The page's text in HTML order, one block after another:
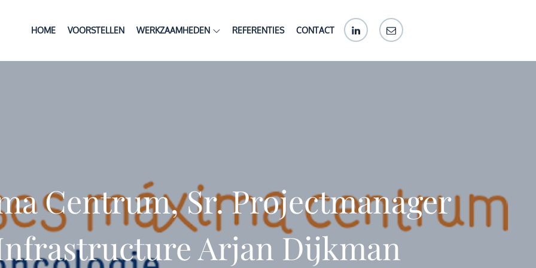
HOME VOORSTELLEN WERKZAAMHEDEN REFERENTIES CONTACT LinkedIn E-
Centrum, Sr. Projectmanager
Arjan Dijkman